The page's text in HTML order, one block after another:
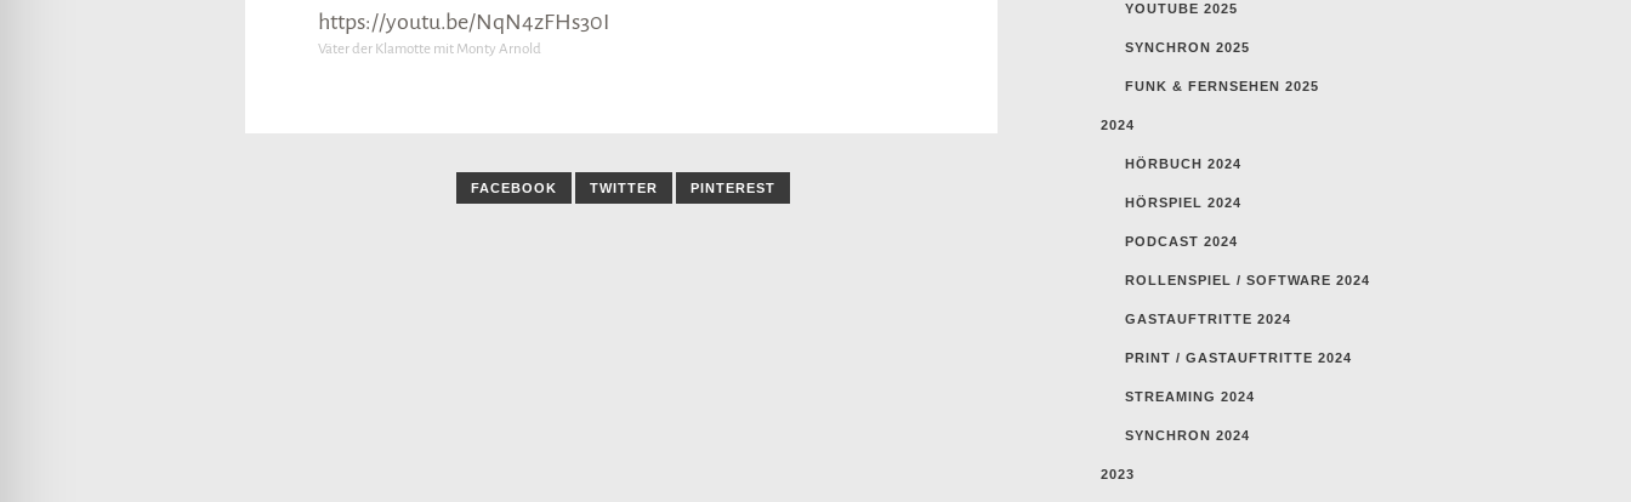
https://youtu.be/NqN4zFHs30I
Väter der Klamotte mit Monty Arnold
FACEBOOK TWITTER PINTEREST
YOUTUBE 2025
SYNCHRON 2025
FUNK & FERNSEHEN 2025
2024
HÖRBUCH 2024
HÖRSPIEL 2024
PODCAST 2024
ROLLENSPIEL / SOFTWARE 2024
GASTAUFTRITTE 2024
PRINT / GASTAUFTRITTE 2024
STREAMING 2024
SYNCHRON 2024
2023